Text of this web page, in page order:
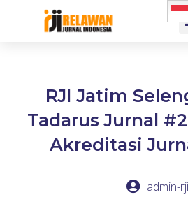
RJI Jatim
Tadarus Jurnal
Akreditasi
admin-rji